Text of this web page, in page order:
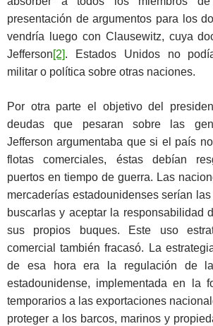
presentación de argumentos para los
vendría luego con Clausewitz, cuya
Jefferson[2]. Estados Unidos no
militar o política sobre otras naciones.
Por otra parte el objetivo del
deudas que pesaran sobre las
Jefferson argumentaba que si el país
flotas comerciales, éstas debían
puertos en tiempo de guerra. Las
mercaderías estadounidenses serían
buscarlas y aceptar la responsabilidad
sus propios buques. Este uso
comercial también fracasó. La
de esa hora era la regulación de la
estadounidense, implementada en la
temporarios a las exportaciones
proteger a los barcos, marinos y